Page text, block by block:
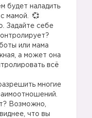
будет наладить
мамой.
Задайте себе
или мама
а может она
всё
многие
Возможно,
что вы